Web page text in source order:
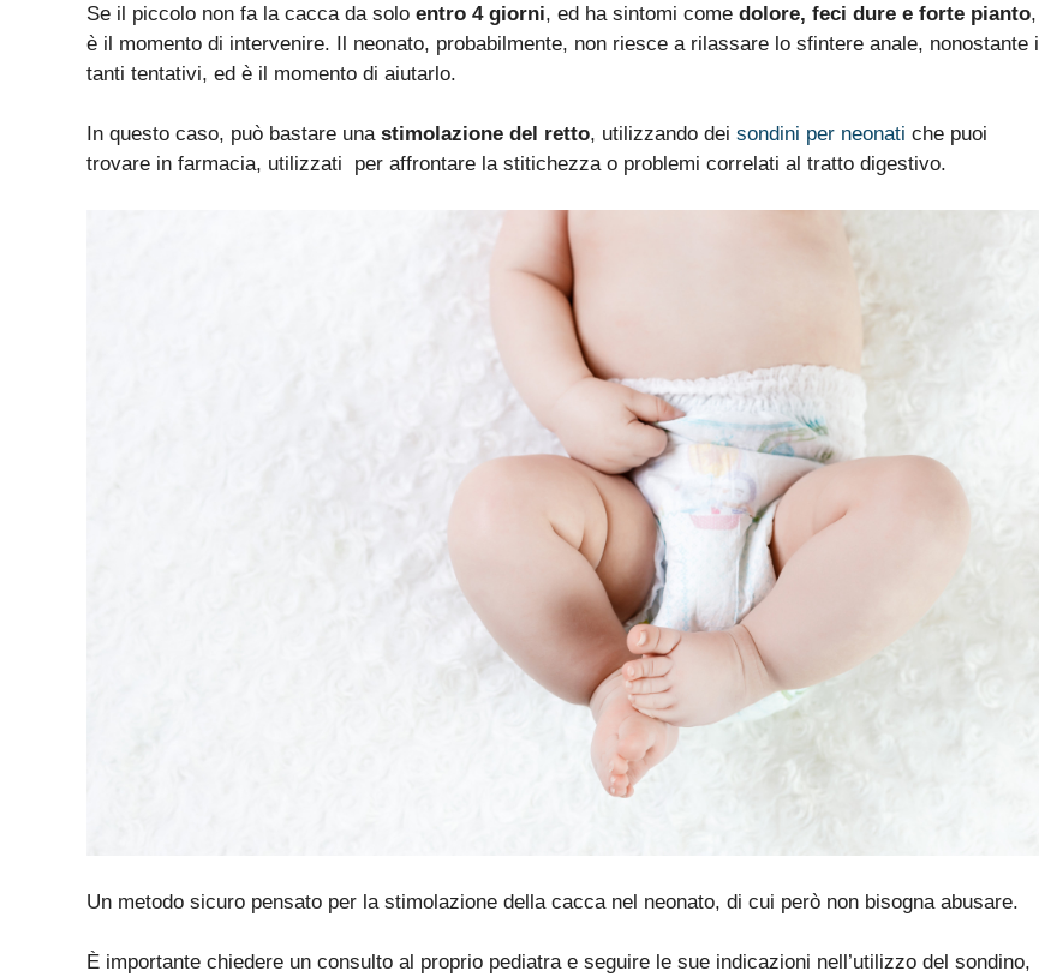
Se il piccolo non fa la cacca da solo entro 4 giorni, ed ha sintomi come dolore, feci dure e forte pianto,
è il momento di intervenire. Il neonato, probabilmente, non riesce a rilassare lo sfintere anale, nonostante i
tanti tentativi, ed è il momento di aiutarlo.
In questo caso, può bastare una stimolazione del retto, utilizzando dei sondini per neonati che puoi
trovare in farmacia, utilizzati per affrontare la stitichezza o problemi correlati al tratto digestivo.
Un metodo sicuro pensato per la stimolazione della cacca nel neonato, di cui però non bisogna abusare.
È importante chiedere un consulto al proprio pediatra e seguire le sue indicazioni nell’utilizzo del sondino,